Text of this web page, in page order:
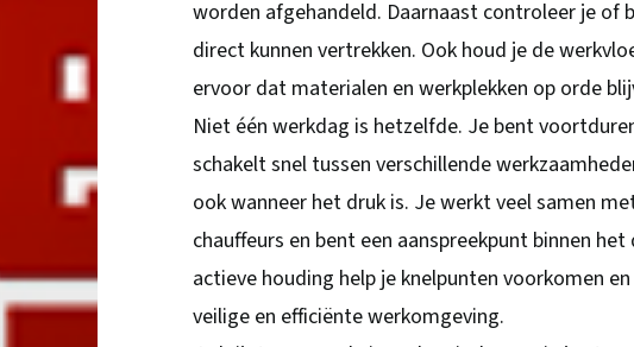
worden afgehandeld. Daarnaast controleer je of
direct kunnen vertrekken. Ook houd je de
ervoor dat materialen en werkplekken op orde
Niet één werkdag is hetzelfde. Je bent
schakelt snel tussen verschillende
ook wanneer het druk is. Je werkt veel samen
chauffeurs en bent een aanspreekpunt binnen
actieve houding help je knelpunten voorkomen
veilige en efficiënte werkomgeving.